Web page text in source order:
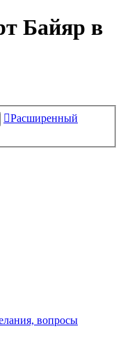
Байяр в
Расширенный
вопросы